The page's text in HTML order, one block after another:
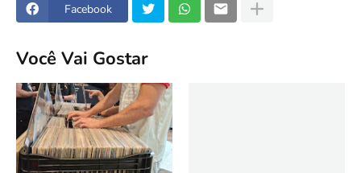
Facebook
Você Vai Gostar